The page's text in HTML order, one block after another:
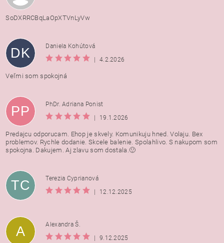
SoDXRRCBqLaOpXTVnLyVw
DK
Daniela Kohútová
|
4.2.2026
Veľmi som spokojná
PP
PhDr. Adriana Ponist
|
19.1.2026
Predajcu odporucam. Ehop je skvely. Komunikuju hned. Volaju. Bex
problemov. Rychle dodanie. Skcele balenie. Spolahlivo. S nakupom som
spokojna. Dakujem. Aj zlavu som dostala.🙂
TC
Terezia Cyprianová
|
12.12.2025
A
Alexandra Š.
|
9.12.2025